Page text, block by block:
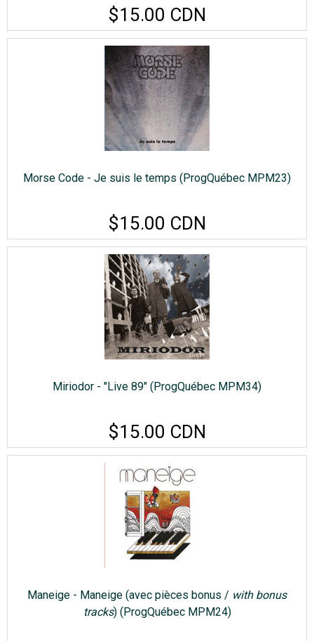
$15.00 CDN
Morse Code - Je suis le temps (ProgQuébec MPM23)
$15.00 CDN
Miriodor - "Live 89" (ProgQuébec MPM34)
$15.00 CDN
Maneige - Maneige (avec pièces bonus / with bonus
tracks) (ProgQuébec MPM24)